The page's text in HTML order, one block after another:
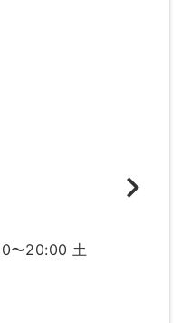
〜20:00 土